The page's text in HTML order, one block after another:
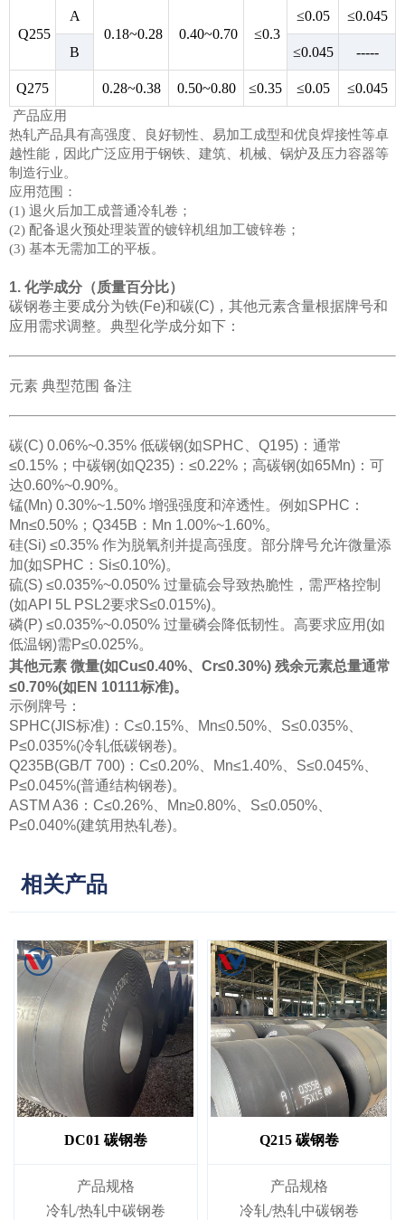
Q255
A
0.18~0.28
0.40~0.70 ≤0.3
≤0.05 ≤0.045
B ≤0.045 -----
Q275 0.28~0.38 0.50~0.80 ≤0.35 ≤0.05 ≤0.045
产品应用
热轧产品具有高强度、良好韧性、易加工成型和优良焊接性等卓
越性能，因此广泛应用于钢铁、建筑、机械、锅炉及压力容器等
制造行业。
应用范围：
(1) 退火后加工成普通冷轧卷；
(2) 配备退火预处理装置的镀锌机组加工镀锌卷；
(3) 基本无需加工的平板。
1. 化学成分（质量百分比）
碳钢卷主要成分为铁(Fe)和碳(C)，其他元素含量根据牌号和
应用需求调整。典型化学成分如下：
元素 典型范围 备注
碳(C) 0.06%~0.35% 低碳钢(如SPHC、Q195)：通常
≤0.15%；中碳钢(如Q235)：≤0.22%；高碳钢(如65Mn)：可
达0.60%~0.90%。
锰(Mn) 0.30%~1.50% 增强强度和淬透性。例如SPHC：
Mn≤0.50%；Q345B：Mn 1.00%~1.60%。
硅(Si) ≤0.35% 作为脱氧剂并提高强度。部分牌号允许微量添
加(如SPHC：Si≤0.10%)。
硫(S) ≤0.035%~0.050% 过量硫会导致热脆性，需严格控制
(如API 5L PSL2要求S≤0.015%)。
磷(P) ≤0.035%~0.050% 过量磷会降低韧性。高要求应用(如
低温钢)需P≤0.025%。
其他元素 微量(如Cu≤0.40%、Cr≤0.30%) 残余元素总量通常
≤0.70%(如EN 10111标准)。
示例牌号：
SPHC(JIS标准)：C≤0.15%、Mn≤0.50%、S≤0.035%、
P≤0.035%(冷轧低碳钢卷)。
Q235B(GB/T 700)：C≤0.20%、Mn≤1.40%、S≤0.045%、
P≤0.045%(普通结构钢卷)。
ASTM A36：C≤0.26%、Mn≥0.80%、S≤0.050%、
P≤0.040%(建筑用热轧卷)。
相关产品
DC01 碳钢卷
产品规格
冷轧/热轧中碳钢卷
Q215 碳钢卷
产品规格
冷轧/热轧中碳钢卷